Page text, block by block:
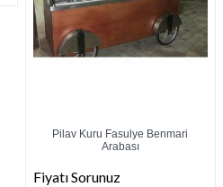
Pilav Kuru Fasulye Benmari
Arabası
Fiyatı Sorunuz